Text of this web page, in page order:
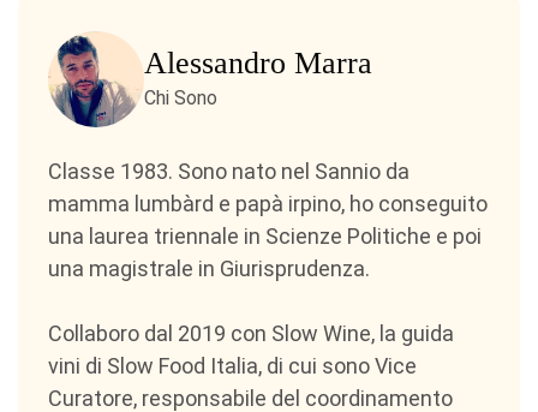
Alessandro Marra
Chi Sono
Classe 1983. Sono nato nel Sannio da
mamma lumbàrd e papà irpino, ho conseguito
una laurea triennale in Scienze Politiche e poi
una magistrale in Giurisprudenza.
Collaboro dal 2019 con Slow Wine, la guida
vini di Slow Food Italia, di cui sono Vice
Curatore, responsabile del coordinamento